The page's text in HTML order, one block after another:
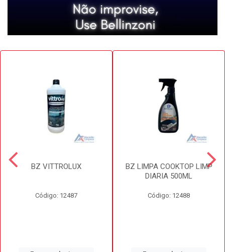
BZ VITTROLUX
Código: 12487
BZ LIMPA COOKTOP LIMP
DIARIA 500ML
Código: 12488